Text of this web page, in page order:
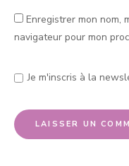
Enregistrer mon nom,
navigateur pour mon
Je m'inscris à la